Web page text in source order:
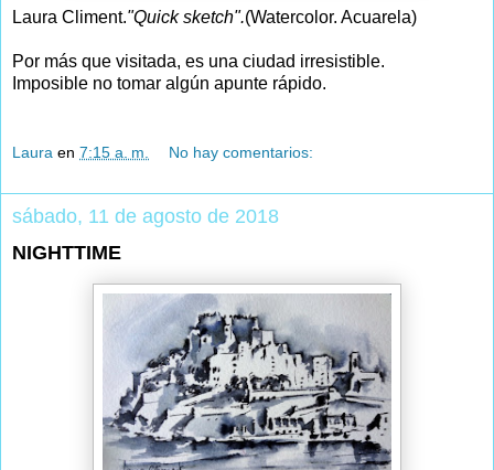
Laura Climent."Quick sketch".(Watercolor. Acuarela)
Por más que visitada, es una ciudad irresistible.
Imposible no tomar algún apunte rápido.
Laura en 7:15 a. m. No hay comentarios:
sábado, 11 de agosto de 2018
NIGHTTIME